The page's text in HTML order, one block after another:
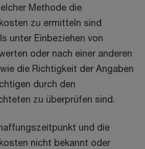
Methode die
zu ermitteln sind
unter Einbeziehen von
oder nach einer anderen
die Richtigkeit der Angaben
durch den
zu überprüfen sind.
und die
nicht bekannt oder